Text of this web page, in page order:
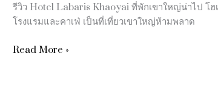
รีวิว Hotel Labaris Khaoyai ที่พักเขาใหญ่น่าไป โฮ
โรงแรมและคาเฟ่ เป็นที่เที่ยวเขาใหญ่ห้ามพลาด
Read More »